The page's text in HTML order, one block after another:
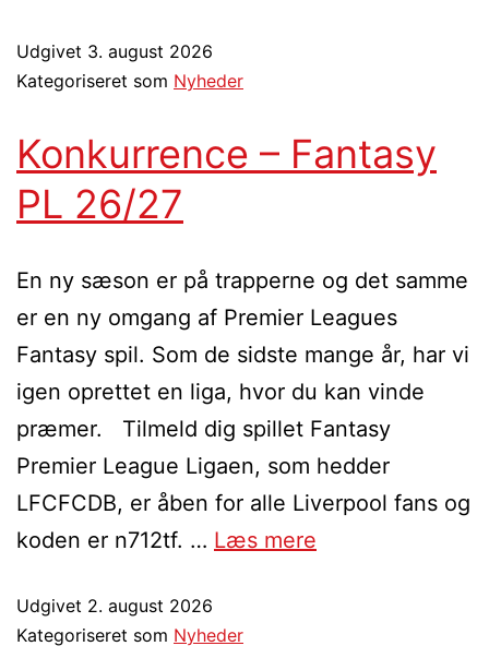
Udgivet 3. august 2026
Kategoriseret som Nyheder
Konkurrence – Fantasy
PL 26/27
En ny sæson er på trapperne og det samme
er en ny omgang af Premier Leagues
Fantasy spil. Som de sidste mange år, har vi
igen oprettet en liga, hvor du kan vinde
præmer. Tilmeld dig spillet Fantasy
Premier League Ligaen, som hedder
LFCFCDB, er åben for alle Liverpool fans og
koden er n712tf. … Læs mere
Udgivet 2. august 2026
Kategoriseret som Nyheder